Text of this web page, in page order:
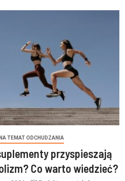
TEMAT ODCHUDZANIA
przyspieszają
Co warto wiedzieć?